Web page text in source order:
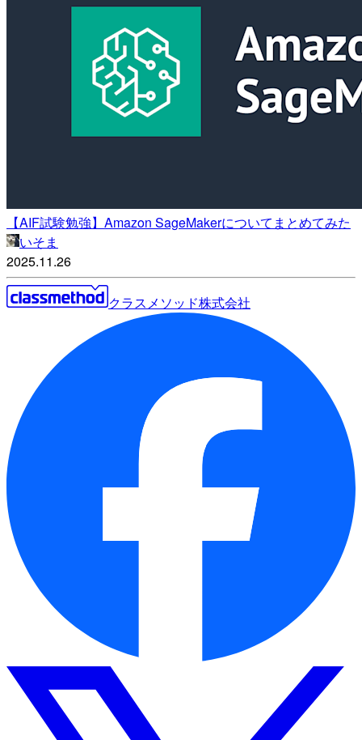
【AIF試験勉強】Amazon SageMakerについてまとめてみた
いそま
2025.11.26
クラスメソッド株式会社